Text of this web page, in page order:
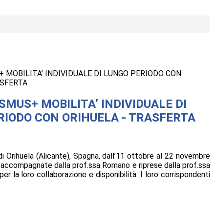
MOBILITA’ INDIVIDUALE DI LUNGO PERIODO CON
MOBILITA’ INDIVIDUALE DI
CON ORIHUELA - TRASFERTA
(Alicante), Spagna, dall’11 ottobre al 22 novembre
dalla prof.ssa Romano e riprese dalla prof.ssa
la loro collaborazione e disponibilità. I loro corrispondenti